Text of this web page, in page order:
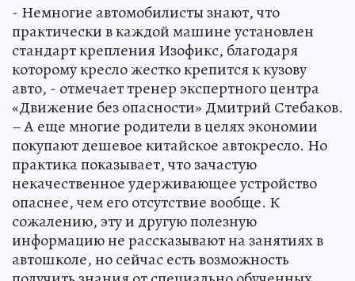
- Немногие автомобилисты знают, что
практически в каждой машине установлен
стандарт крепления Изофикс, благодаря
которому кресло жестко крепится к кузову
авто, - отмечает тренер экспертного центра
«Движение без опасности» Дмитрий Стебаков.
– А еще многие родители в целях экономии
покупают дешевое китайское автокресло. Но
практика показывает, что зачастую
некачественное удерживающее устройство
опаснее, чем его отсутствие вообще. К
сожалению, эту и другую полезную
информацию не рассказывают на занятиях в
автошколе, но сейчас есть возможность